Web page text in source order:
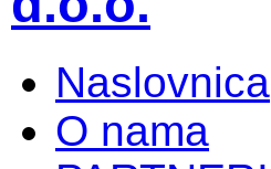
Naslovnica
O nama